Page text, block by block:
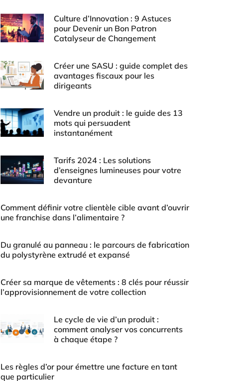
Culture d’Innovation : 9 Astuces
pour Devenir un Bon Patron
Catalyseur de Changement
Créer une SASU : guide complet des
avantages fiscaux pour les
dirigeants
Vendre un produit : le guide des 13
mots qui persuadent
instantanément
Tarifs 2024 : Les solutions
d’enseignes lumineuses pour votre
devanture
Comment définir votre clientèle cible avant d’ouvrir
une franchise dans l’alimentaire ?
Du granulé au panneau : le parcours de fabrication
du polystyrène extrudé et expansé
Créer sa marque de vêtements : 8 clés pour réussir
l’approvisionnement de votre collection
Le cycle de vie d’un produit :
comment analyser vos concurrents
à chaque étape ?
Les règles d’or pour émettre une facture en tant
que particulier